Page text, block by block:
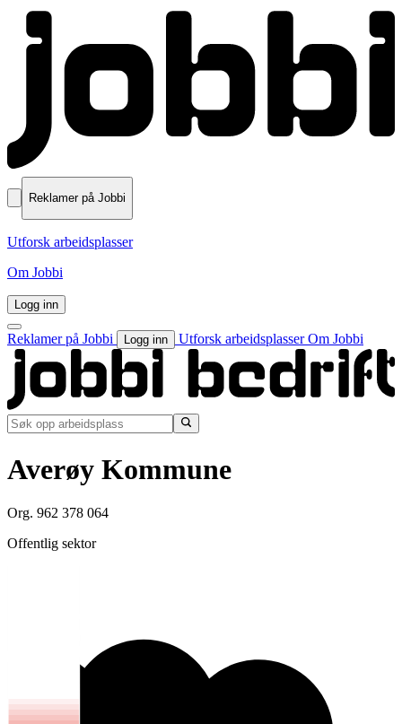
Reklamer på Jobbi
Utforsk arbeidsplasser
Om Jobbi
Logg inn
Reklamer på Jobbi Logg inn Utforsk arbeidsplasserOm Jobbi
Averøy Kommune
Org. 962 378 064
Offentlig sektor